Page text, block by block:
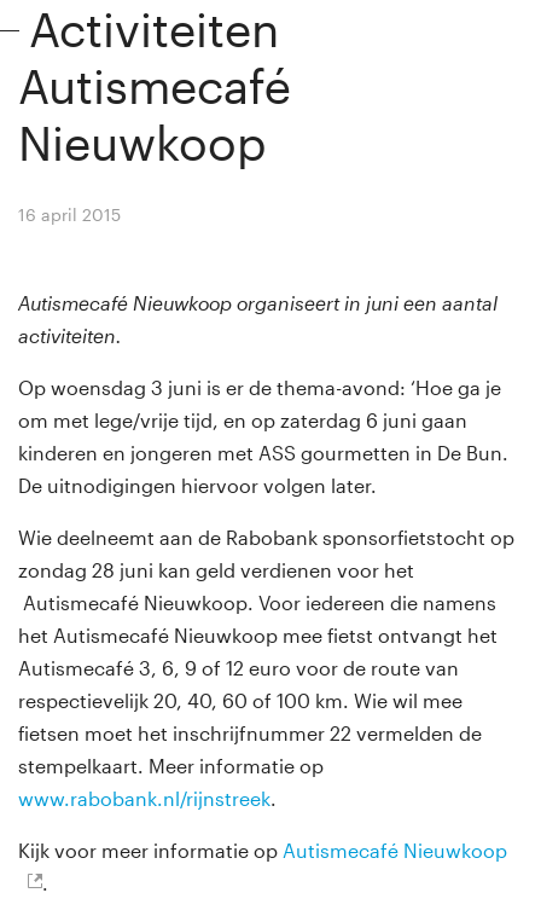
Activiteiten
Autismecafé
Nieuwkoop
16 april 2015
Autismecafé Nieuwkoop organiseert in juni een aantal
activiteiten.
Op woensdag 3 juni is er de thema-avond: ‘Hoe ga je
om met lege/vrije tijd, en op zaterdag 6 juni gaan
kinderen en jongeren met ASS gourmetten in De Bun.
De uitnodigingen hiervoor volgen later.
Wie deelneemt aan de Rabobank sponsorfietstocht op
zondag 28 juni kan geld verdienen voor het
Autismecafé Nieuwkoop. Voor iedereen die namens
het Autismecafé Nieuwkoop mee fietst ontvangt het
Autismecafé 3, 6, 9 of 12 euro voor de route van
respectievelijk 20, 40, 60 of 100 km. Wie wil mee
fietsen moet het inschrijfnummer 22 vermelden de
stempelkaart. Meer informatie op
www.rabobank.nl/rijnstreek.
Kijk voor meer informatie op Autismecafé Nieuwkoop
.